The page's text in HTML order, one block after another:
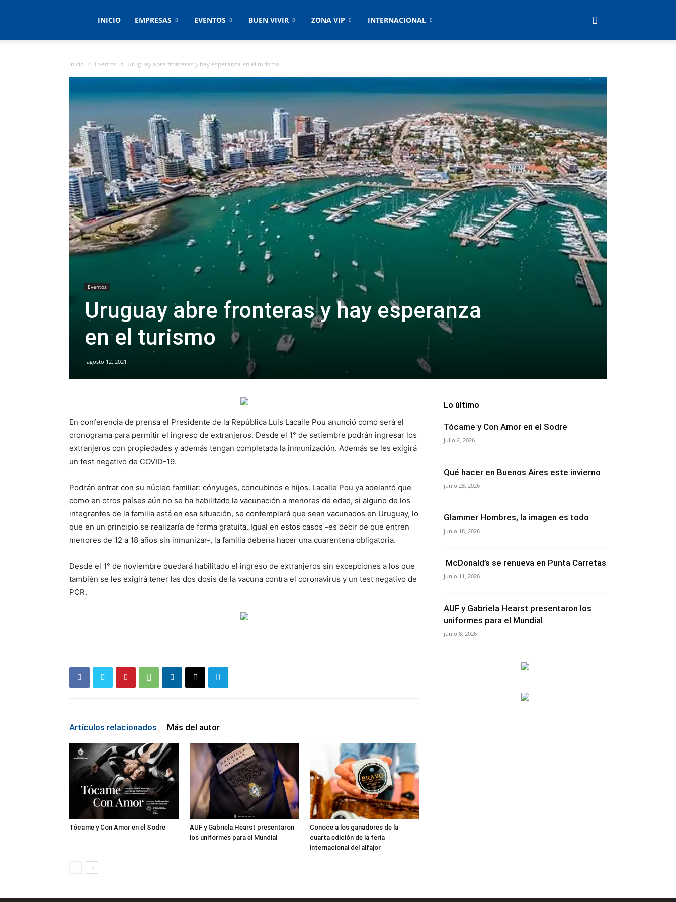
Empresas
&
Eventos
INICIO EMPRESAS EVENTOS BUEN VIVIR ZONA VIP INTERNACIONAL
Inicio Eventos Uruguay abre fronteras y hay esperanza en el turismo
Eventos
Uruguay abre fronteras y hay esperanza
en el turismo
agosto 12, 2021
En conferencia de prensa el Presidente de la República Luis Lacalle Pou anunció como será el
cronograma para permitir el ingreso de extranjeros. Desde el 1° de setiembre podrán ingresar los
extranjeros con propiedades y además tengan completada la inmunización. Además se les exigirá
un test negativo de COVID-19.
Podrán entrar con su núcleo familiar: cónyuges, concubinos e hijos. Lacalle Pou ya adelantó que
como en otros países aún no se ha habilitado la vacunación a menores de edad, si alguno de los
integrantes de la familia está en esa situación, se contemplará que sean vacunados en Uruguay, lo
que en un principio se realizaría de forma gratuita. Igual en estos casos -es decir de que entren
menores de 12 a 18 años sin inmunizar-, la familia debería hacer una cuarentena obligatoria.
Desde el 1° de noviembre quedará habilitado el ingreso de extranjeros sin excepciones a los que
también se les exigirá tener las dos dosis de la vacuna contra el coronavirus y un test negativo de
PCR.
Artículos relacionados Más del autor
Tócame y Con Amor en el Sodre
AUF y Gabriela Hearst presentaron
los uniformes para el Mundial
Conoce a los ganadores de la
cuarta edición de la feria
internacional del alfajor
Lo último
Tócame y Con Amor en el Sodre
julio 2, 2026
Qué hacer en Buenos Aires este invierno
junio 28, 2026
Glammer Hombres, la imagen es todo
junio 18, 2026
McDonald’s se renueva en Punta Carretas
junio 11, 2026
AUF y Gabriela Hearst presentaron los
uniformes para el Mundial
junio 8, 2026